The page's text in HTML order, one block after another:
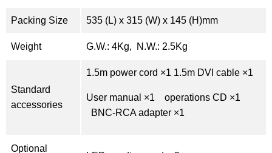
Packing Size 535 (L) x 315 (W) x 145 (H)mm
Weight G.W.: 4Kg, N.W.: 2.5Kg
Standard
accessories
1.5m power cord ×1 1.5m DVI cable ×1
User manual ×1 operations CD ×1
BNC-RCA adapter ×1
Optional